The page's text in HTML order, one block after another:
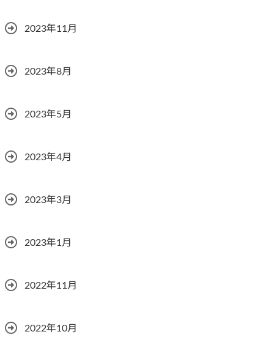
2023年11月
2023年8月
2023年5月
2023年4月
2023年3月
2023年1月
2022年11月
2022年10月